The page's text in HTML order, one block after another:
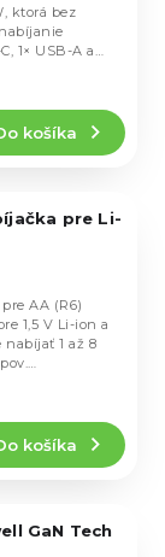
košíka
ktorá bez
1× USB-A a
pre Li-
košíka
AA (R6)
1,5 V Li-ion a
nabíjať 1 až 8
GaN Tech